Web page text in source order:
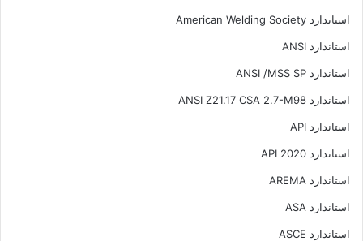
استاندارد American Welding Society
استاندارد ANSI
استاندارد ANSI /MSS SP
استاندارد ANSI Z21.17 CSA 2.7-M98
استاندارد API
استاندارد API 2020
استاندارد AREMA
استاندارد ASA
استاندارد ASCE